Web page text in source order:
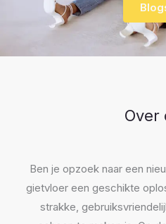
Over
Ben je opzoek naar een
gietvloer een geschikte
strakke,